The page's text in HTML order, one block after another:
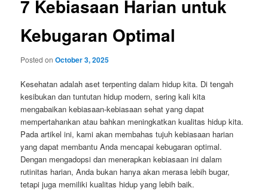
7 Kebiasaan Harian untuk
Kebugaran Optimal
Posted onOctober 3, 2025
Kesehatan adalah aset terpenting dalam hidup kita. Di tengah
kesibukan dan tuntutan hidup modern, sering kali kita
mengabaikan kebiasaan-kebiasaan sehat yang dapat
mempertahankan atau bahkan meningkatkan kualitas hidup kita.
Pada artikel ini, kami akan membahas tujuh kebiasaan harian
yang dapat membantu Anda mencapai kebugaran optimal.
Dengan mengadopsi dan menerapkan kebiasaan ini dalam
rutinitas harian, Anda bukan hanya akan merasa lebih bugar,
tetapi juga memiliki kualitas hidup yang lebih baik.